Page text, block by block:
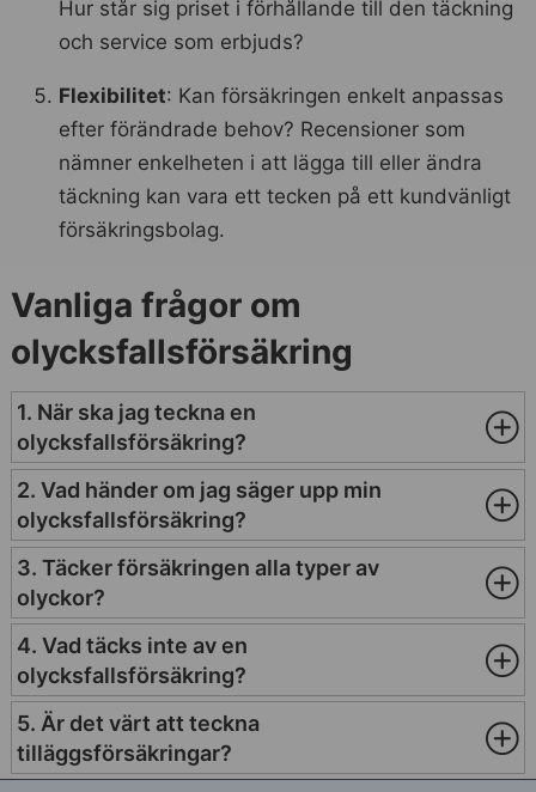
Hur står sig priset i förhållande till den täckning
och service som erbjuds?
Flexibilitet: Kan försäkringen enkelt anpassas
efter förändrade behov? Recensioner som
nämner enkelheten i att lägga till eller ändra
täckning kan vara ett tecken på ett kundvänligt
försäkringsbolag.
Vanliga frågor om
olycksfallsförsäkring
1. När ska jag teckna en
olycksfallsförsäkring?
2. Vad händer om jag säger upp min
olycksfallsförsäkring?
3. Täcker försäkringen alla typer av
olyckor?
4. Vad täcks inte av en
olycksfallsförsäkring?
5. Är det värt att teckna
tilläggsförsäkringar?